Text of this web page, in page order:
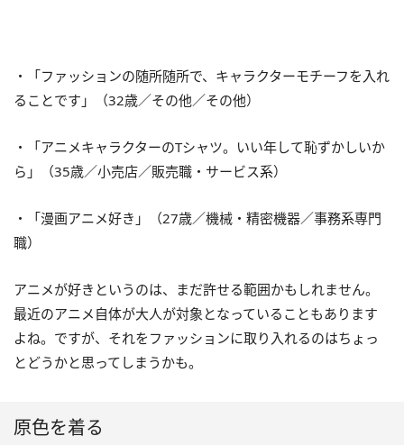
・「ファッションの随所随所で、キャラクターモチーフを入れ
ることです」（32歳／その他／その他）
・「アニメキャラクターのTシャツ。いい年して恥ずかしいか
ら」（35歳／小売店／販売職・サービス系）
・「漫画アニメ好き」（27歳／機械・精密機器／事務系専門
職）
アニメが好きというのは、まだ許せる範囲かもしれません。
最近のアニメ自体が大人が対象となっていることもあります
よね。ですが、それをファッションに取り入れるのはちょっ
とどうかと思ってしまうかも。
原色を着る